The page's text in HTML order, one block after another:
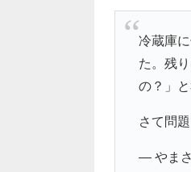
冷蔵庫
た。残
の？」
さて問
— やま